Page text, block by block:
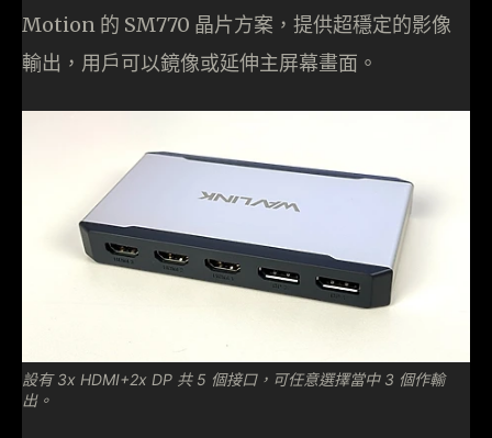
Motion 的 SM770 晶片方案，提供超穩定的影像
輸出，用戶可以鏡像或延伸主屏幕畫面。
設有 3x HDMI+2x DP 共 5 個接口，可任意選擇當中 3 個作輸
出。